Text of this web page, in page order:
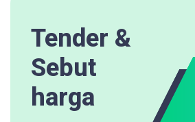
Tender &
Sebut
harga